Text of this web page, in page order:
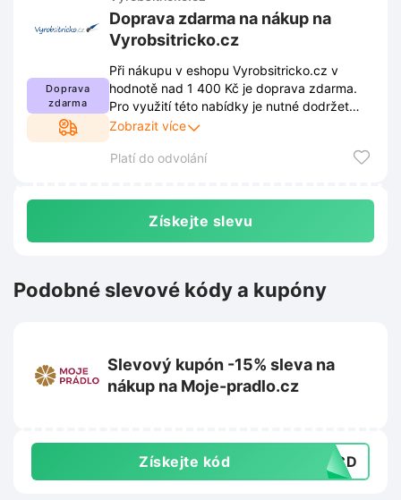
Doprava
zdarma
Doprava zdarma na nákup na
Vyrobsitricko.cz
Při nákupu v eshopu Vyrobsitricko.cz v
hodnotě nad 1 400 Kč je doprava zdarma.
Pro využití této nabídky je nutné dodržet
stanovené obchodní podmínky. Kompletní
stránkách a podléhají průběžným změnám.
Zobrazit více
Platí do odvolání
Získejte slevu
Podobné slevové kódy a kupóny
Slevový kupón -15% sleva na
nákup na Moje-pradlo.cz
Získejte kód 28CD